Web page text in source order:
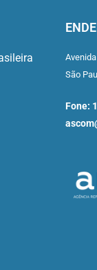
São
Fone: